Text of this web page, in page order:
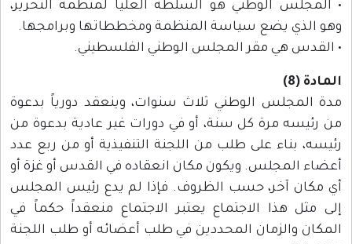
• المجلس الوطني هو السلطة العليا لمنظمة التحرير،
وهو الذي يضع سياسة المنظمة ومخططاتها وبرامجها.
• القدس هي مقر المجلس الوطني الفلسطيني.
المادة (8)
مدة المجلس الوطني ثلاث سنوات، وينعقد دورياً بدعوة
من رئيسه مرة كل سنة، أو في دورات غير عادية بدعوة من
رئيسه، بناء على طلب من اللجنة التنفيذية أو من ربع عدد
أعضاء المجلس. ويكون مكان انعقاده في القدس أو غزة أو
أي مكان آخر، حسب الظروف. فإذا لم يدع رئيس المجلس
إلى مثل هذا الاجتماع يعتبر الاجتماع منعقداً حكماً في
المكان والزمان المحددين في طلب أعضائه أو طلب اللجنة